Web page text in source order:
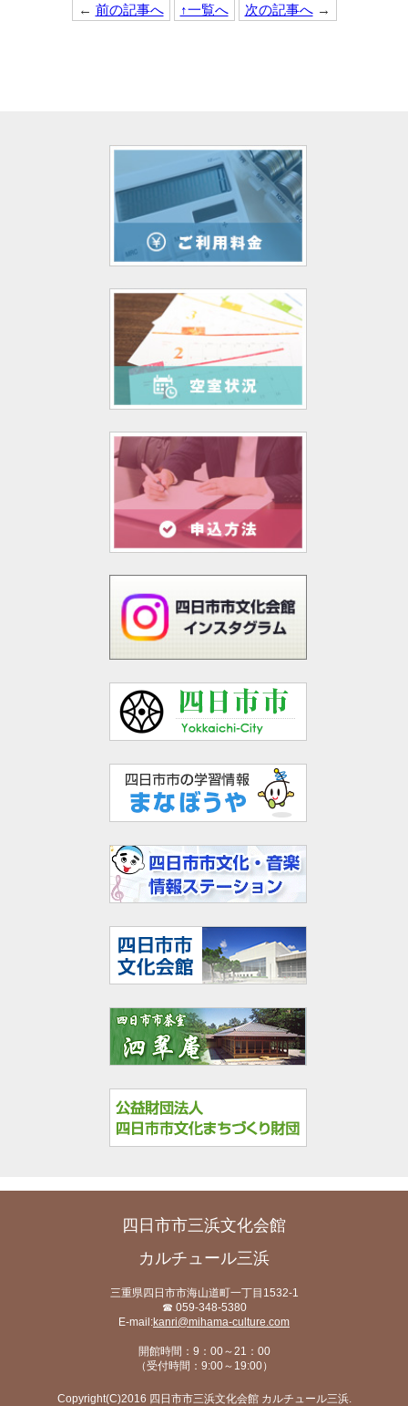
← 前の記事へ ↑一覧へ 次の記事へ→
四日市市三浜文化会館
カルチュール三浜
三重県四日市市海山道町一丁目1532-1
☎ 059-348-5380
E-mail:kanri@mihama-culture.com
開館時間：9：00～21：00
（受付時間：9:00～19:00）
Copyright(C)2016 四日市市三浜文化会館 カルチュール三浜.